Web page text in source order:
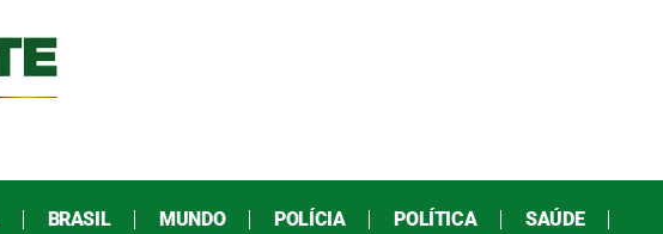
BRASIL MUNDO POLÍCIA POLÍTICA SAÚDE